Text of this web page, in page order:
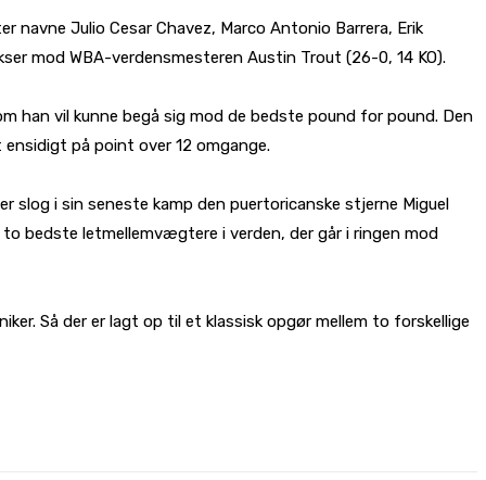
navne Julio Cesar Chavez, Marco Antonio Barrera, Erik
mod WBA-verdensmesteren Austin Trout (26-0, 14 KO).
han vil kunne begå sig mod de bedste pound for pound. Den
på point over 12 omgange.
slog i sin seneste kamp den puertoricanske stjerne Miguel
bedste letmellemvægtere i verden, der går i ringen mod
Så der er lagt op til et klassisk opgør mellem to forskellige